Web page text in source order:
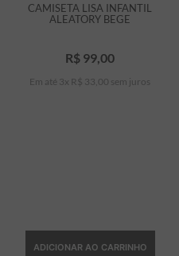
CAMISETA LISA INFANTIL
ALEATORY BEGE
R$ 99 00
Em até 3 x R$ 33 00 sem juros
ADICIONAR AO CARRINHO